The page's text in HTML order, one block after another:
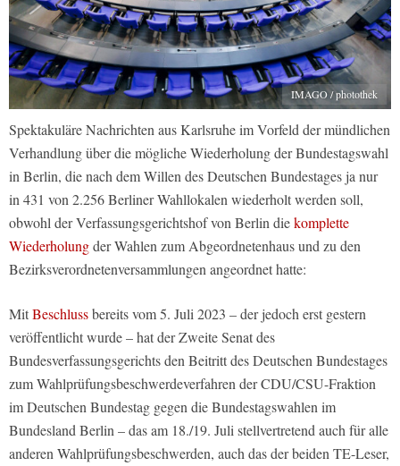
IMAGO / photothek
Spektakuläre Nachrichten aus Karlsruhe im Vorfeld der mündlichen
Verhandlung über die mögliche Wiederholung der Bundestagswahl
in Berlin, die nach dem Willen des Deutschen Bundestages ja nur
in 431 von 2.256 Berliner Wahllokalen wiederholt werden soll,
obwohl der Verfassungsgerichtshof von Berlin diekomplette
Wiederholungder Wahlen zum Abgeordnetenhaus und zu den
Bezirksverordnetenversammlungen angeordnet hatte:
MitBeschlussbereits vom 5. Juli 2023 – der jedoch erst gestern
veröffentlicht wurde – hat der Zweite Senat des
Bundesverfassungsgerichts den Beitritt des Deutschen Bundestages
zum Wahlprüfungsbeschwerdeverfahren der CDU/CSU-Fraktion
im Deutschen Bundestag gegen die Bundestagswahlen im
Bundesland Berlin – das am 18./19. Juli stellvertretend auch für alle
anderen Wahlprüfungsbeschwerden, auch das der beiden TE-Leser,